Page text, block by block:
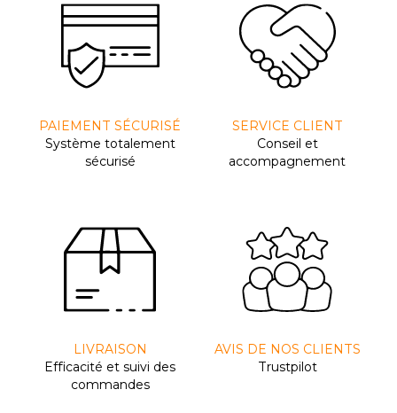
PAIEMENT SÉCURISÉ
Système totalement
sécurisé
SERVICE CLIENT
Conseil et
accompagnement
LIVRAISON
Efﬁcacité et suivi des
commandes
AVIS DE NOS CLIENTS
Trustpilot